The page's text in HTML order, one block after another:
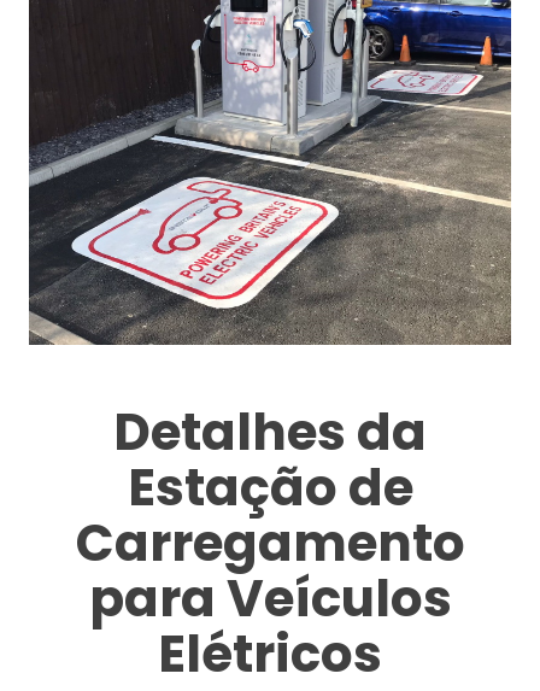
Detalhes da
Estação de
Carregamento
para Veículos
Elétricos